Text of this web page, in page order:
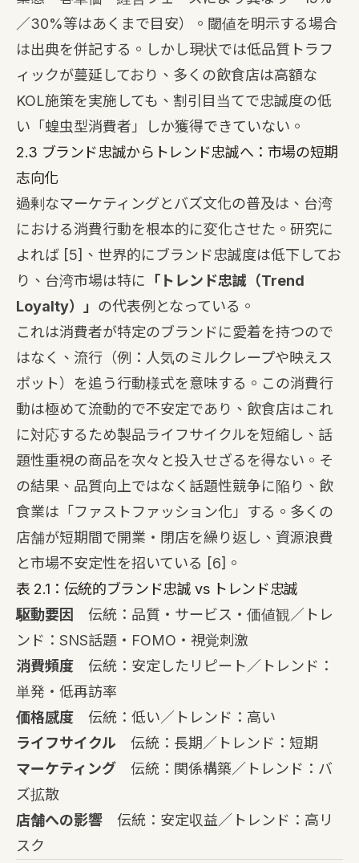
／30%等はあくまで目安）。閾値を明示する場合
は出典を併記する。しかし現状では低品質トラフ
ィックが蔓延しており、多くの飲食店は高額な
KOL施策を実施しても、割引目当てで忠誠度の低
い「蝗虫型消費者」しか獲得できていない。
2.3 ブランド忠誠からトレンド忠誠へ：市場の短期
志向化
過剰なマーケティングとバズ文化の普及は、台湾
における消費行動を根本的に変化させた。研究に
よれば [5] 、世界的にブランド忠誠度は低下してお
り、台湾市場は特に 「トレンド忠誠（Trend
Loyalty）」 の代表例となっている。
これは消費者が特定のブランドに愛着を持つので
はなく、流行（例：人気のミルクレープや映えス
ポット）を追う行動様式を意味する。この消費行
動は極めて流動的で不安定であり、飲食店はこれ
に対応するため製品ライフサイクルを短縮し、話
題性重視の商品を次々と投入せざるを得ない。そ
の結果、品質向上ではなく話題性競争に陥り、飲
食業は「ファストファッション化」する。多くの
店舗が短期間で開業・閉店を繰り返し、資源浪費
と市場不安定性を招いている [6] 。
表 2.1：伝統的ブランド忠誠 vs トレンド忠誠
駆動要因
伝統：品質・サービス・価値観／トレ
ンド：SNS話題・FOMO・視覚刺激
消費頻度 伝統：安定したリピート／トレンド：
単発・低再訪率
価格感度 伝統：低い／トレンド：高い
ライフサイクル 伝統：長期／トレンド：短期
マーケティング 伝統：関係構築／トレンド：バ
ズ拡散
店舗への影響 伝統：安定収益／トレンド：高リ
スク